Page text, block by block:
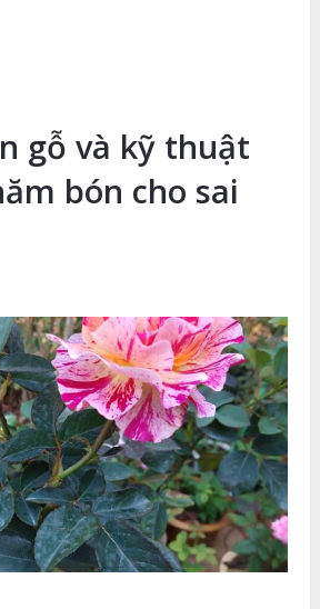
gỗ và kỹ thuật
bón cho sai